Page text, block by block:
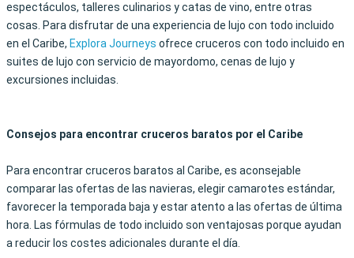
espectáculos, talleres culinarios y catas de vino, entre otras
cosas. Para disfrutar de una experiencia de lujo con todo incluido
en el Caribe, Explora Journeys ofrece cruceros con todo incluido en
suites de lujo con servicio de mayordomo, cenas de lujo y
excursiones incluidas.
Consejos para encontrar cruceros baratos por el Caribe
Para encontrar cruceros baratos al Caribe, es aconsejable
comparar las ofertas de las navieras, elegir camarotes estándar,
favorecer la temporada baja y estar atento a las ofertas de última
hora. Las fórmulas de todo incluido son ventajosas porque ayudan
a reducir los costes adicionales durante el día.